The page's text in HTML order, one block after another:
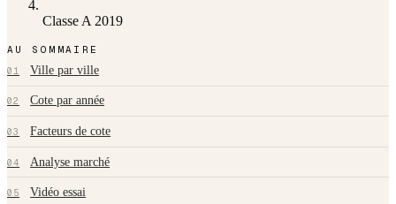
Classe A 2019
AU SOMMAIRE
01 Ville par ville
02 Cote par année
03 Facteurs de cote
04 Analyse marché
05 Vidéo essai